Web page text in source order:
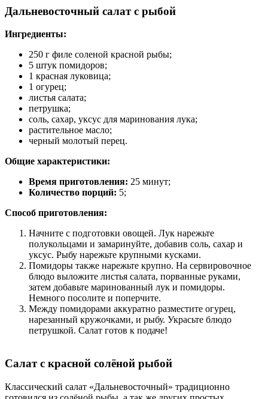
Дальневосточный салат с рыбой
Ингредиенты:
250 г филе соленой красной рыбы;
5 штук помидоров;
1 красная луковица;
1 огурец;
листья салата;
петрушка;
соль, сахар, уксус для маринования лука;
растительное масло;
черный молотый перец.
Общие характеристики:
Время приготовления: 25 минут;
Количество порций: 5;
Способ приготовления:
Начните с подготовки овощей. Лук нарежьте
полукольцами и замаринуйте, добавив соль, сахар и
уксус. Рыбу нарежьте крупными кусками.
Помидоры также нарежьте крупно. На сервировочное
блюдо выложите листья салата, порванные руками,
затем добавьте маринованный лук и помидоры.
Немного посолите и поперчите.
Между помидорами аккуратно разместите огурец,
нарезанный кружочками, и рыбу. Украсьте блюдо
петрушкой. Салат готов к подаче!
Салат с красной солёной рыбой
Классический салат «Дальневосточный» традиционно